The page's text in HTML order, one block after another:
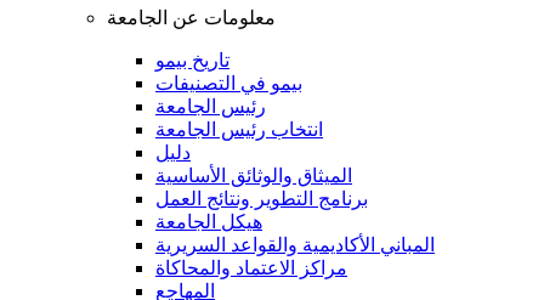
معلومات عن الجامعة
تاريخ بيمو
بيمو في التصنيفات
رئيس الجامعة
انتخاب رئيس الجامعة
دليل
الميثاق والوثائق الأساسية
برنامج التطوير ونتائج العمل
هيكل الجامعة
المباني الأكاديمية والقواعد السريرية
مراكز الاعتماد والمحاكاة
المهاجع